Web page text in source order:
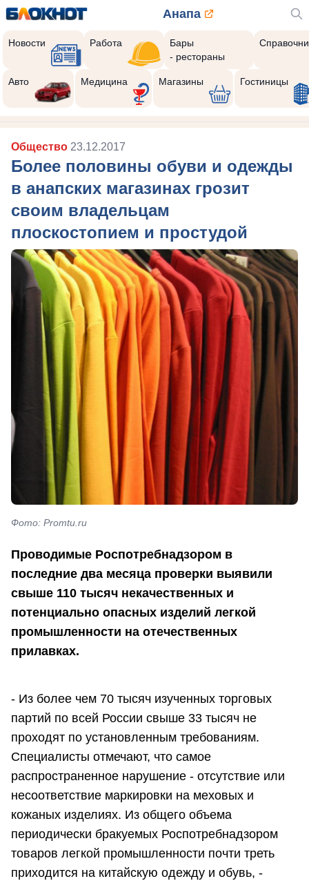
Анапа
Новости Работа
Бары
- рестораны
Авто Медицина Магазины Гостиницы
Общество 23.12.2017
Более половины обуви и одежды
в анапских магазинах грозит
своим владельцам
плоскостопием и простудой
Фото: Promtu.ru
Проводимые Роспотребнадзором в
последние два месяца проверки выявили
свыше 110 тысяч некачественных и
потенциально опасных изделий легкой
промышленности на отечественных
прилавках.
- Из более чем 70 тысяч изученных торговых
партий по всей России свыше 33 тысяч не
проходят по установленным требованиям.
Специалисты отмечают, что самое
распространенное нарушение - отсутствие или
несоответствие маркировки на меховых и
кожаных изделиях. Из общего объема
периодически бракуемых Роспотребнадзором
товаров легкой промышленности почти треть
приходится на китайскую одежду и обувь, -